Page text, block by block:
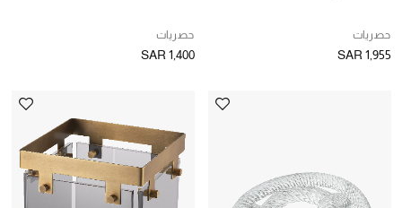
ركن الفخامة
جميع الحقائب النسائية
حصريات
SAR 1,955
حصريات
SAR 1,400